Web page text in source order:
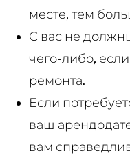
месте, тем
С вас не
чего-либо,
ремонта.
Если
ваш
вам